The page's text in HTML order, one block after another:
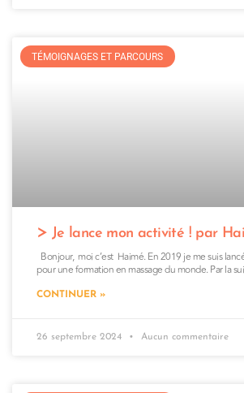
TÉMOIGNAGES ET PARCOURS
Je lance mon activité ! par
Bonjour, moi c’est Haimé. En 2019 je me suis
pour une formation en massage du monde. Par la
CONTINUER »
26 septembre 2024 Aucun commentaire